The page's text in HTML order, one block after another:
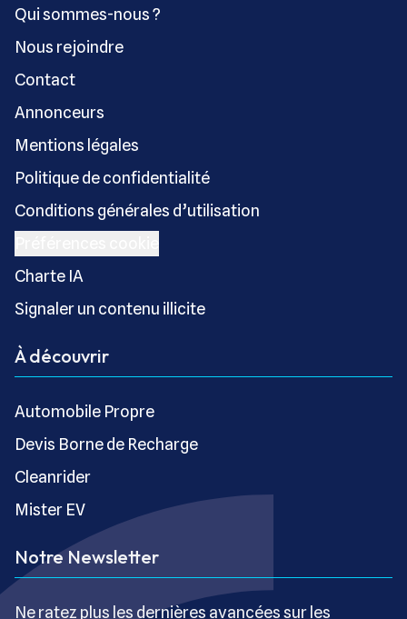
Qui sommes-nous ?
Nous rejoindre
Contact
Annonceurs
Mentions légales
Politique de confidentialité
Conditions générales d’utilisation
Charte IA
Signaler un contenu illicite
À découvrir
Automobile Propre
Devis Borne de Recharge
Cleanrider
Mister EV
Notre Newsletter
Ne ratez plus les dernières avancées sur les